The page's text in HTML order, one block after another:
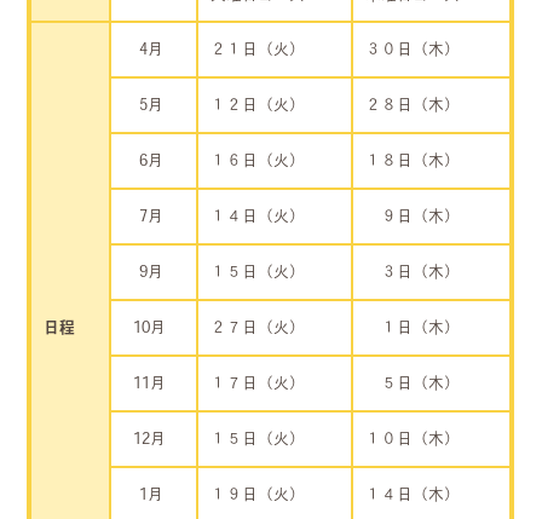
日程
4月 ２１日（火） ３０日（木）
5月 １２日（火） ２８日（木）
6月 １６日（火） １８日（木）
7月 １４日（火） ９日（木）
9月 １５日（火） ３日（木）
10月 ２７日（火） １日（木）
11月 １７日（火） ５日（木）
12月 １５日（火） １０日（木）
1月 １９日（火） １４日（木）